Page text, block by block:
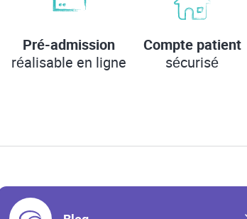
Pré-admission
réalisable en ligne
Compte patient
sécurisé